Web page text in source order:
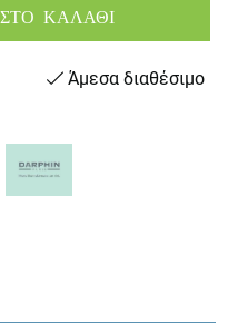
ΚΑΛΑΘΙ
Άμεσα διαθέσιμο